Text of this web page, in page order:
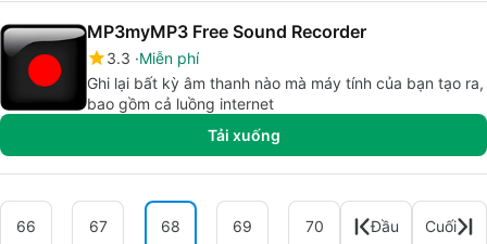
MP3myMP3 Free Sound Recorder
3.3 Miễn phí
Ghi lại bất kỳ âm thanh nào mà máy tính của bạn tạo ra,
bao gồm cả luồng internet
Tải xuống
66 67 68 69 70 Đầu Cuối